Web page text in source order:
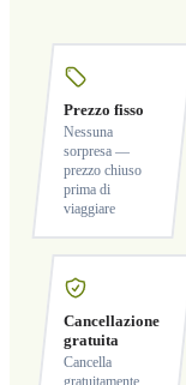
Prezzo fisso
Nessuna
sorpresa —
prezzo chiuso
prima di
viaggiare
Cancellazione
gratuita
Cancella
gratuitamente